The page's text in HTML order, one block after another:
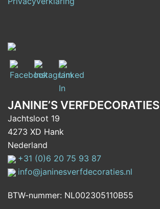
JANINE’S VERFDECORATIES
Jachtsloot 19
4273 XD Hank
Nederland
+31 (0)6 20 75 93 87
info@janinesverfdecoraties.nl
BTW-nummer: NL002305110B55